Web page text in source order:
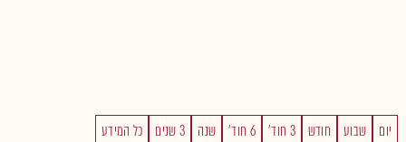
יום שבוע חודש 3 חוד' 6 חוד' שנה 3 שנים כל המידע